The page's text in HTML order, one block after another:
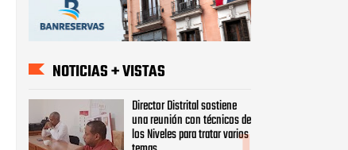
NOTICIAS + VISTAS
Director Distrital sostiene
una reunión con técnicos de
los Niveles para tratar varios